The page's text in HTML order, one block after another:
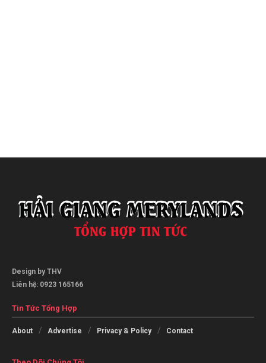
Design by THV
Liên hệ: 0923 165166
Tin Tức Tổng Hợp
About Advertise Privacy & Policy Contact